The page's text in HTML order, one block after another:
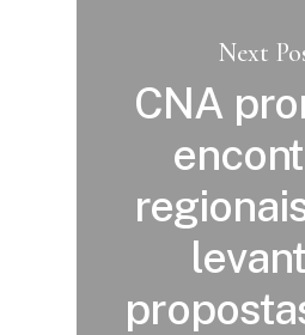
Next
CNA